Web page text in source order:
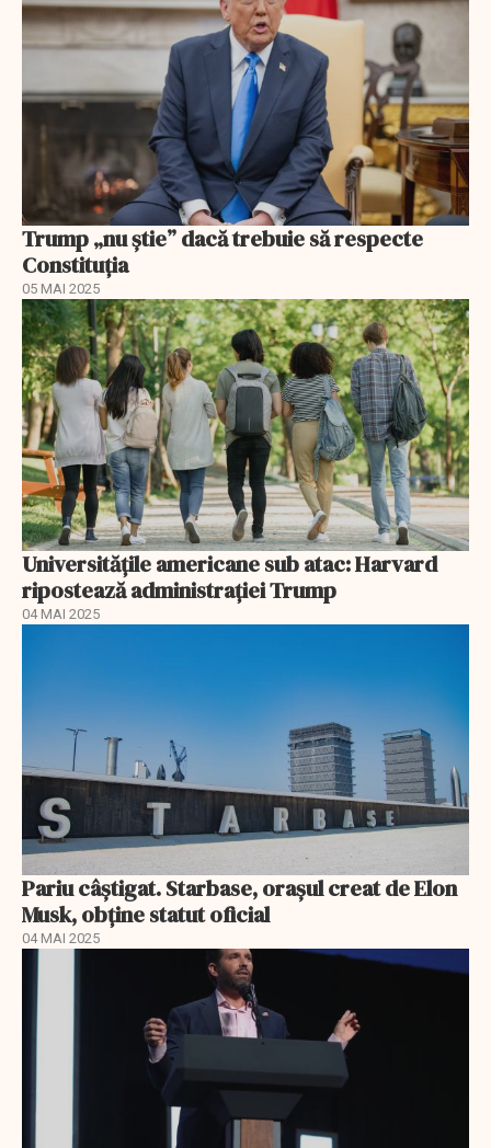
Trump „nu știe” dacă trebuie să respecte
Constituția
05 MAI 2025
Universitățile americane sub atac: Harvard
ripostează administrației Trump
04 MAI 2025
Pariu câștigat. Starbase, orașul creat de Elon
Musk, obține statut oficial
04 MAI 2025